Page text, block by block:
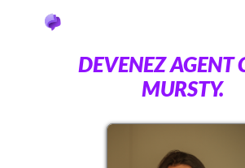
DEVENEZ AGENT
MURSTY.